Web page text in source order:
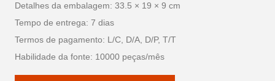
Detalhes da embalagem: 33.5 × 19 × 9 cm
Tempo de entrega: 7 dias
Termos de pagamento: L/C, D/A, D/P, T/T
Habilidade da fonte: 10000 peças/mês